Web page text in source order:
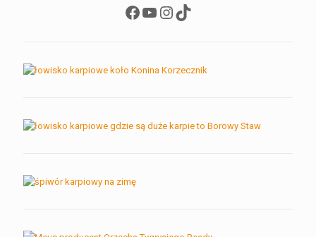
Facebook
YouTube
Instagram
TikTok